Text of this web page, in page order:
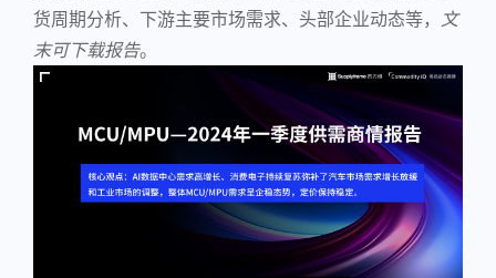
货周期分析、下游主要市场需求、头部企业动态等， 文
末可下载报告。